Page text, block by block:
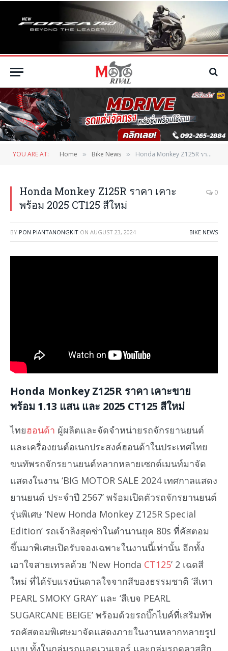
YOU ARE AT: Home » Bike News » Honda Monkey Z125R ราคา เคาะพร้อม 2025 CT125 สีใหม่
Honda Monkey Z125R ราคา เคาะ
พร้อม 2025 CT125 สีใหม่
0
BY PON PIANTANONGKIT ON AUGUST 23, 2024 BIKE NEWS
Honda Monkey Z125R ราคา เคาะขาย
พร้อม 1.13 แสน และ 2025 CT125 สีใหม่
ไทยฮอนด้า ผู้ผลิตและจัดจำหน่ายรถจักรยานยนต์
และเครื่องยนต์อเนกประสงค์ฮอนด้าในประเทศไทย
ขนทัพรถจักรยานยนต์หลากหลายเซกต์เมนท์มาจัด
แสดงในงาน ‘BIG MOTOR SALE 2024 เทศกาลแสดง
ยานยนต์ ประจำปี 2567’ พร้อมเปิดตัวรถจักรยานยนต์
รุ่นพิเศษ ‘New Honda Monkey Z125R Special
Edition’ รถเจ้าลิงสุดซ่าในตำนานยุค 80s ที่คัสตอม
ขึ้นมาพิเศษเปิดรับจองเฉพาะในงานนี้เท่านั้น อีกทั้ง
เอาใจสายเทรลด้วย ‘New Honda CT125’ 2 เฉดสี
ใหม่ ที่ได้รับแรงบันดาลใจจากสีของธรรมชาติ ‘สีเทา
PEARL SMOKY GRAY’ และ ‘สีเบจ PEARL
SUGARCANE BEIGE’ พร้อมด้วยรถบิ๊กไบค์ที่เสริมทัพ
รถคัสตอมพิเศษมาจัดแสดงภายในงานหลากหลายรูป